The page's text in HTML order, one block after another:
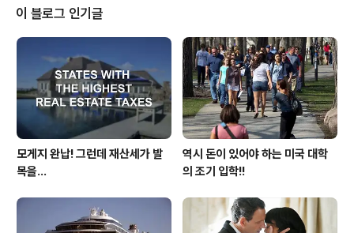
로 이어져 쥴리아는 그동안의 거리의 생활을 청산하는 내
용의 영화로 한동안 뭇여성들의 가슴을 뜨겁게 했었던 리
처드 기어의 모습을 각인하는 영화이기도 합니다. 여기서
리처드 기어가 잠시 출타중 쥴리아는 거리의 여자 복장의
남루한 옷을 입고 호텔을 나와 인근에 있는 명품샵에 들어
가 이것저것 보고 있었습니다. 그때 매..
이 블로그 인기글
모게지 완납! 그런데 재산세가 발
목을...
역시 돈이 있어야 하는 미국 대학
의 조기 입학!!